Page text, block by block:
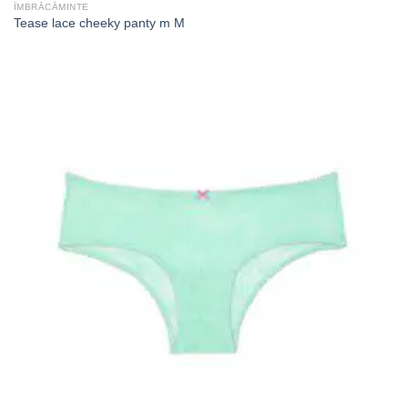
ÎMBRĂCĂMINTE
Tease lace cheeky panty m M